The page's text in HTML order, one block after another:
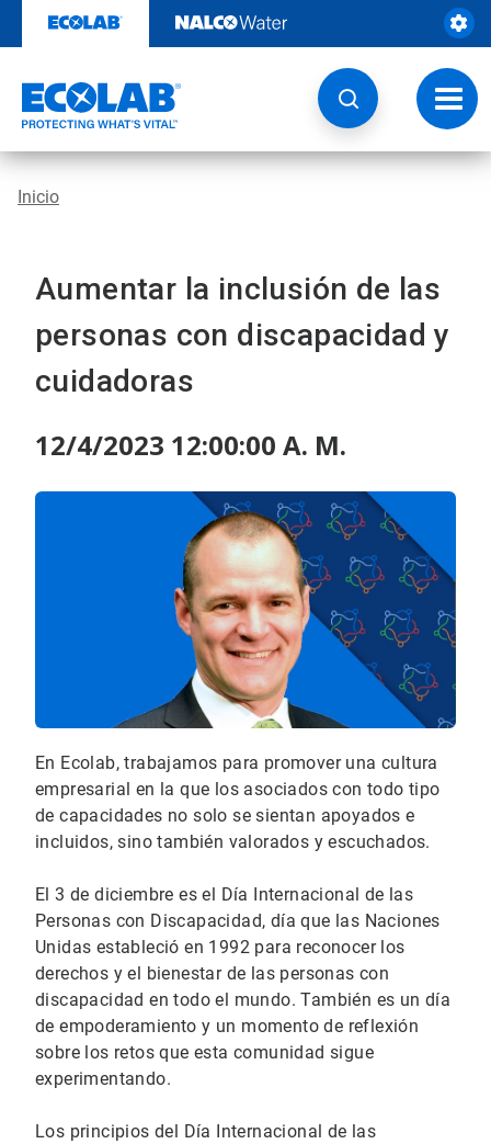
contenido
de
Inicio
Aumentar la inclusión de las
personas con discapacidad y
cuidadoras
12/4/2023 12:00:00 A. M.
En Ecolab, trabajamos para promover una cultura
empresarial en la que los asociados con todo tipo
de capacidades no solo se sientan apoyados e
incluidos, sino también valorados y escuchados.
El 3 de diciembre es el Día Internacional de las
Personas con Discapacidad, día que las Naciones
Unidas estableció en 1992 para reconocer los
derechos y el bienestar de las personas con
discapacidad en todo el mundo. También es un día
de empoderamiento y un momento de reflexión
sobre los retos que esta comunidad sigue
experimentando.
Los principios del Día Internacional de las